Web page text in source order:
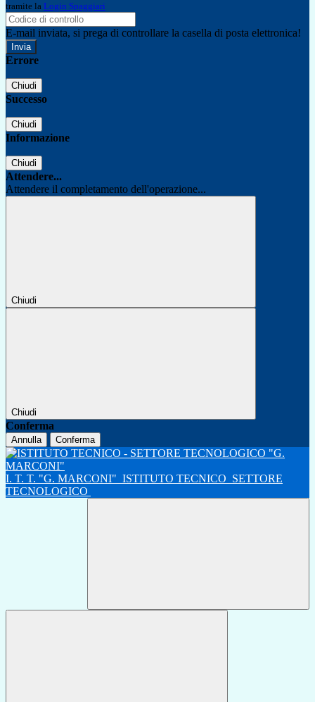
tramite la Login Spaggiari
E-mail inviata, si prega di controllare la casella di posta elettronica!
Errore
Chiudi
Successo
Chiudi
Informazione
Chiudi
Attendere...
Attendere il completamento dell'operazione...
Chiudi
Chiudi
Conferma
Annulla Conferma
I. T. T. "G. MARCONI" ISTITUTO TECNICO SETTORE
TECNOLOGICO